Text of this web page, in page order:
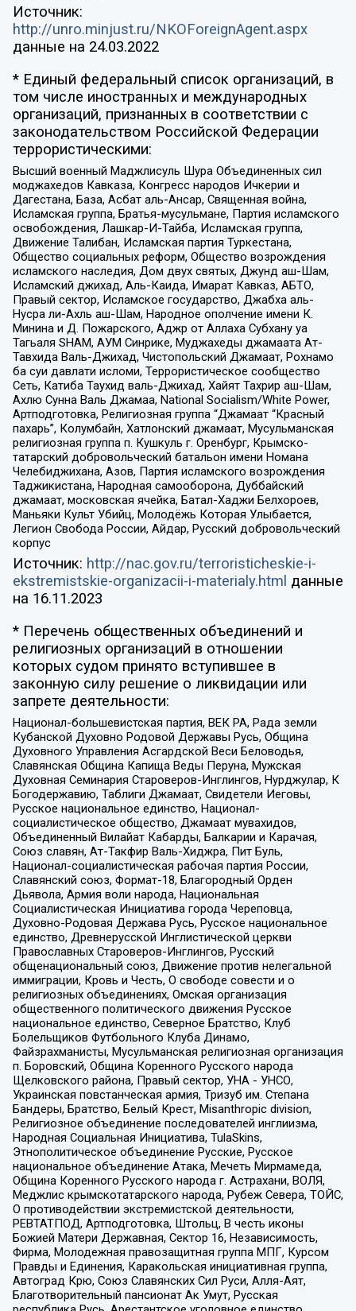
Источник:
http://unro.minjust.ru/NKOForeignAgent.aspx
данные на 24.03.2022
* Единый федеральный список организаций, в
том числе иностранных и международных
организаций, признанных в соответствии с
законодательством Российской Федерации
террористическими:
Высший военный Маджлисуль Шура Объединенных сил
моджахедов Кавказа, Конгресс народов Ичкерии и
Дагестана, База, Асбат аль-Ансар, Священная война,
Исламская группа, Братья-мусульмане, Партия исламского
освобождения, Лашкар-И-Тайба, Исламская группа,
Движение Талибан, Исламская партия Туркестана,
Общество социальных реформ, Общество возрождения
исламского наследия, Дом двух святых, Джунд аш-Шам,
Исламский джихад, Аль-Каида, Имарат Кавказ, АБТО,
Правый сектор, Исламское государство, Джабха аль-
Нусра ли-Ахль аш-Шам, Народное ополчение имени К.
Минина и Д. Пожарского, Аджр от Аллаха Субхану уа
Тагьаля SHAM, АУМ Синрике, Муджахеды джамаата Ат-
Тавхида Валь-Джихад, Чистопольский Джамаат, Рохнамо
ба суи давлати исломи, Террористическое сообщество
Сеть, Катиба Таухид валь-Джихад, Хайят Тахрир аш-Шам,
Ахлю Сунна Валь Джамаа, National Socialism/White Power,
Артподготовка, Религиозная группа “Джамаат “Красный
пахарь”, Колумбайн, Хатлонский джамаат, Мусульманская
религиозная группа п. Кушкуль г. Оренбург, Крымско-
татарский добровольческий батальон имени Номана
Челебиджихана, Азов, Партия исламского возрождения
Таджикистана, Народная самооборона, Дуббайский
джамаат, московская ячейка, Батал-Хаджи Белхороев,
Маньяки Культ Убийц, Молодёжь Которая Улыбается,
Легион Свобода России, Айдар, Русский добровольческий
корпус
Источник: http://nac.gov.ru/terroristicheskie-i-
ekstremistskie-organizacii-i-materialy.html данные
на 16.11.2023
* Перечень общественных объединений и
религиозных организаций в отношении
которых судом принято вступившее в
законную силу решение о ликвидации или
запрете деятельности:
Национал-большевистская партия, ВЕК РА, Рада земли
Кубанской Духовно Родовой Державы Русь, Община
Духовного Управления Асгардской Веси Беловодья,
Славянская Община Капища Веды Перуна, Мужская
Духовная Семинария Староверов-Инглингов, Нурджулар, К
Богодержавию, Таблиги Джамаат, Свидетели Иеговы,
Русское национальное единство, Национал-
социалистическое общество, Джамаат мувахидов,
Объединенный Вилайат Кабарды, Балкарии и Карачая,
Союз славян, Ат-Такфир Валь-Хиджра, Пит Буль,
Национал-социалистическая рабочая партия России,
Славянский союз, Формат-18, Благородный Орден
Дьявола, Армия воли народа, Национальная
Социалистическая Инициатива города Череповца,
Духовно-Родовая Держава Русь, Русское национальное
единство, Древнерусской Инглистической церкви
Православных Староверов-Инглингов, Русский
общенациональный союз, Движение против нелегальной
иммиграции, Кровь и Честь, О свободе совести и о
религиозных объединениях, Омская организация
общественного политического движения Русское
национальное единство, Северное Братство, Клуб
Болельщиков Футбольного Клуба Динамо,
Файзрахманисты, Мусульманская религиозная организация
п. Боровский, Община Коренного Русского народа
Щелковского района, Правый сектор, УНА - УНСО,
Украинская повстанческая армия, Тризуб им. Степана
Бандеры, Братство, Белый Крест, Misanthropic division,
Религиозное объединение последователей инглиизма,
Народная Социальная Инициатива, TulaSkins,
Этнополитическое объединение Русские, Русское
национальное объединение Атака, Мечеть Мирмамеда,
Община Коренного Русского народа г. Астрахани, ВОЛЯ,
Меджлис крымскотатарского народа, Рубеж Севера, ТОЙС,
О противодействии экстремистской деятельности,
РЕВТАТПОД, Артподготовка, Штольц, В честь иконы
Божией Матери Державная, Сектор 16, Независимость,
Фирма, Молодежная правозащитная группа МПГ, Курсом
Правды и Единения, Каракольская инициативная группа,
Автоград Крю, Союз Славянских Сил Руси, Алля-Аят,
Благотворительный пансионат Ак Умут, Русская